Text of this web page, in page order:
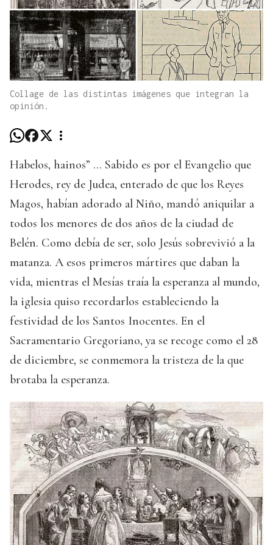
Collage de las distintas imágenes que integran la
opinión.
Habelos, hainos” … Sabido es por el Evangelio que
Herodes, rey de Judea, enterado de que los Reyes
Magos, habían adorado al Niño, mandó aniquilar a
todos los menores de dos años de la ciudad de
Belén. Como debía de ser, solo Jesús sobrevivió a la
matanza. A esos primeros mártires que daban la
vida, mientras el Mesías traía la esperanza al mundo,
la iglesia quiso recordarlos estableciendo la
festividad de los Santos Inocentes. En el
Sacramentario Gregoriano, ya se recoge como el 28
de diciembre, se conmemora la tristeza de la que
brotaba la esperanza.